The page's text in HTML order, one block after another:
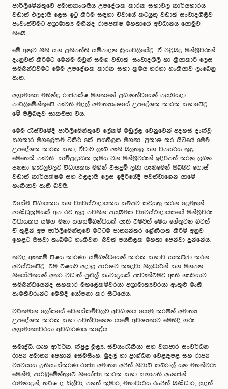
පාර්ලිමේන්තුවේ අමාත්‍යාංශයීය උපදේශක කාරක සභාවල කාර්යභාරය
වඩාත් ඵලදායි ලෙස ඉටු කිරීම සඳහා ඒවායේ කටයුතු වඩාත් සංවාදශීලීව
පැවැත්වීමට අග්‍රාමාත්‍ය මහින්ද රාජපක්ෂ මහතාගේ අවධානය යොමුව
තිබේ.
මේ අනුව නීති සහ ප්‍රතිපත්ති සම්පාදන ක්‍රියාවලියේදී ඒ පිළිබද මන්ත්‍රීවරුන්
දැනුවත් කිරීමට මෙන්ම ඔවුන් සමග වඩාත් සංවාදශීලි හා ක්‍රියාකාරී ලෙස
සම්බන්ධවීමට මෙම උපදේශක කාරක සභා ක්‍රමය හරහා හැකියාව ලැබෙනු
ඇත.
අග්‍රාමාත්‍ය මහින්ද රාජපක්ෂ මහතාගේ ප්‍රධානත්වයෙන් පසුගියදා
පාර්ලිමේන්තුවේ පැවති මුදල් අමාත්‍යාංශයේ උපදේශක කාරක සභාවේදී
මේ පිළිබඳව සාකච්ඡා විය.
මෙම රැස්වීමේදී පාර්ලිමේන්තුවේ ලේකම් මඩුල්ල වෙනුවෙන් අදහස් දැක්වූ
සහකාර මහලේකම් ටිකිරි කේ. ජයතිලක මහතා ප්‍රකාශ කර සිටියේ මෙම
උපදේශක කාරක සභා, ඒවාට ලැබී ඇති බලතල සහ වපසරිය තුළ
මෙතෙක් පැවති සාම්ප්‍රදායික ක්‍රමය වන මන්ත්‍රීවරුන් ඉදිරිපත් කරනු ලබන
ජනතා ගැටලුවලට විධායකය මගින් විසදුම් ලබා ගැනීමෙන් ඔබ්බට ගොස්
වඩාත් කාර්යක්ෂම සහ ඵලදායි ලෙස ඉදිරියේදී පවත්වාගෙන යාමේ
හැකියාව ඇති බවයි.
එසේම විධායකය සහ ව්‍යවස්ථාදායකය සමීපව කටයුතු කරන දෙමුහුන්
ආණ්ඩුක්‍රමයක් අප රට තුළ පවතින පසුබිමක ව්‍යවස්ථාදායකයේ මන්ත්‍රීවරු
විධායකය සමග මනා සහසම්බන්ධයක් ඇති වීමටත් මෙය හේතුවන බවත්
ඒ තුළින් අප පාර්ලිමේන්තුවේ මට්ටම ජාත්‍යන්තර ශ්‍රේණිගත කිරීම් අනුව
ඉහළට ඔසවා තැබීමට හැකිවන බවත් ජයතිලක මහතා පෙන්වා දුන්නේය.
තවද ඇතැම් විෂය කාරණා සම්බන්ධයෙන් කාරක සභාව සාකච්ඡා කරන
අවස්ථාවේදී එම විෂයට අදාළ පාර්ශව කැඳවා නිලධාරීන් සහ මහජන
නියෝජිතයන් අතර වඩාත් පුළුල් සංවාදයක් පැවැත්වීමට ඇති හැකියාව
සම්බන්ධයෙන්ද සහකාර මහලේකම්වරයා අග්‍රාමාත්‍යවරයා ඇතුළු මැති
ඇමතිවරුන්ට මෙහිදී යෝජනා කර සිටියේය.
වර්තමාන ලෝකයේ වෙනස්කම්වලට අවධානය යොමු කරමින් අමාත්‍ය
උපදේශක කාරක සභා පවත්වාගෙන යාමේ අවශ්‍යතාව මෙහිදී ගරු
අග්‍රාමාත්‍යවරයා අවධාරණය කළේය.
සමෘද්ධි, ගෘහ ආර්ථික, ක්ෂුද්‍ර මූල්‍ය, ස්වයංරැකියා සහ ව්‍යාපාර සංවර්ධන
රාජ්‍ය අමාත්‍ය ෂෙහාන් සේමසිංහ, මුදල් හා ප්‍රාග්ධන වෙළඳපළ සහ රාජ්‍ය
ව්‍යවසාය ප්‍රතිසංස්කරණ රාජ්‍ය අමාත්‍ය අජිත් නිවාඩ් කබ්රාල් යන මහත්වරු
මෙන්ම, පාර්ලිමේන්තුවේ නියෝජ්‍ය කාරක සභා සභාපති අංගජන්
රාමනාදන්, හර්ෂ ද සිල්වා, ජගත් කුමාර, මහාචාර්ය රංජිත් බණ්ඩාර, සුදත්